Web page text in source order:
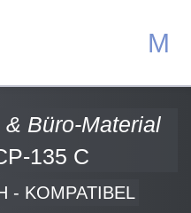
M
Büro-Material
135 C
- KOMPATIBEL